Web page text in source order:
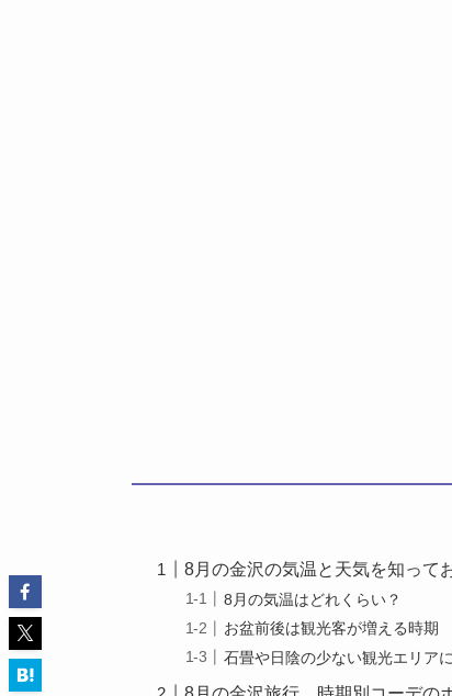
8月の金沢の気温と天気を知って
8月の気温はどれくらい？
お盆前後は観光客が増える時期
石畳や日陰の少ない観光エリア